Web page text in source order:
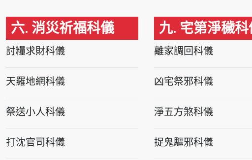
六. 消災祈福科儀
討糧求財科儀
天羅地網科儀
祭送小人科儀
打沈官司科儀
九. 宅第淨穢科
離家調回科儀
凶宅祭邪科儀
淨五方煞科儀
捉鬼驅邪科儀